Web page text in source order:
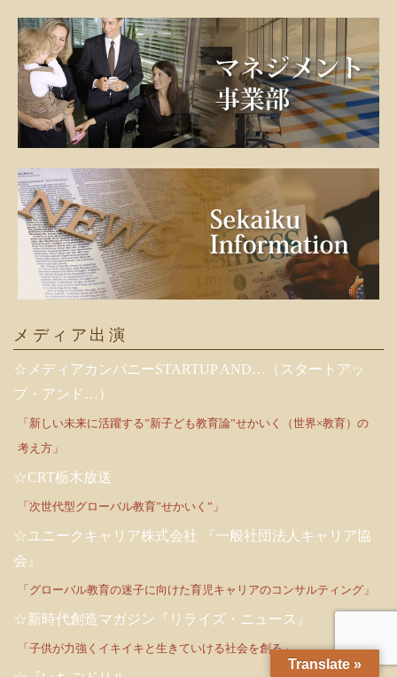
メディア出演
☆メディアカンパニーSTARTUP AND…（スタートアッ
プ・アンド…）
「新しい未来に活躍する”新子ども教育論”せかいく（世界×教育）の
考え方」
☆CRT栃木放送
「次世代型グローバル教育”せかいく”」
☆ユニークキャリア株式会社 『一般社団法人キャリア協
会』
「グローバル教育の迷子に向けた育児キャリアのコンサルティング」
☆新時代創造マガジン『リライズ・ニュース』
「子供が力強くイキイキと生きていける社会を創る」
Translate »